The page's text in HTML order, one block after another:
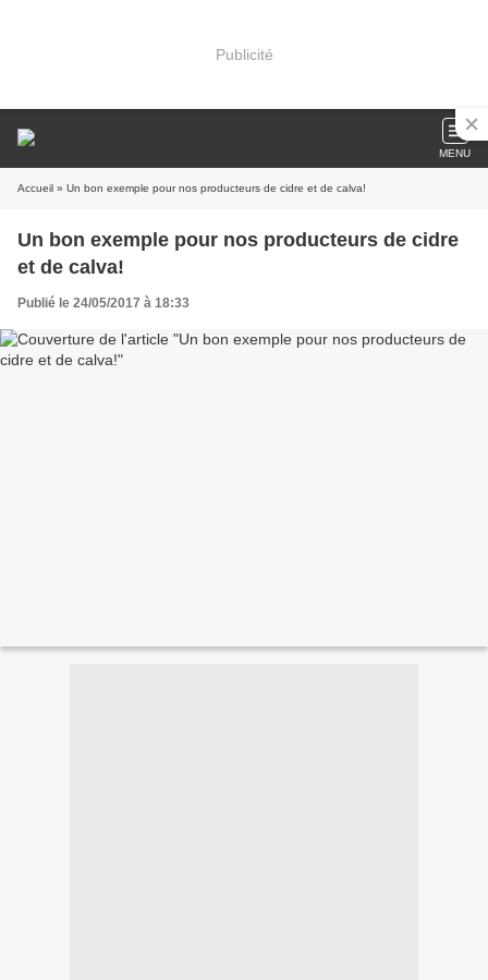
Publicité
MENU
Accueil » Un bon exemple pour nos producteurs de cidre et de calva!
Un bon exemple pour nos producteurs de cidre
et de calva!
Publié le 24/05/2017 à 18:33